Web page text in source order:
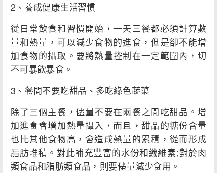
2、養成健康生活習慣
從日常飲食和習慣開始，一天三餐都必須計算數
量和熱量，可以減少食物的進食，但是卻不能增
加食物的攝取。要將熱量控制在一定範圍內，切
不可暴飲暴食。
3、餐間不要吃甜品、多吃綠色蔬菜
除了三個主餐，儘量不要在兩餐之間吃甜品。增
加進食會增加熱量攝入，而且，甜品的糖份含量
也比其他食物高，會造成熱量的累積，從而形成
脂肪堆積。對此補充豐富的水份和纖維素;對於肉
類食品和脂肪類食品，則要儘量減少食用。